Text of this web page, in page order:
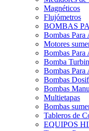
Magnéticos
Flujómetros
BOMBAS
Bombas Para
Motores
Bombas Para
Bomba
Bombas Para
Bombas
Bombas
Multietapas
Bombas
Tableros de
EQUIPOS